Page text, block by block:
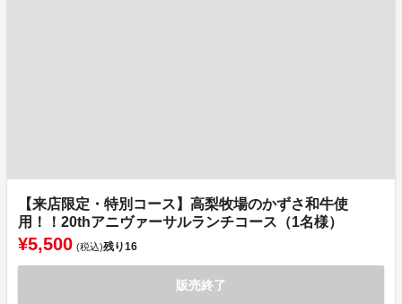
【来店限定・特別コース】高梨牧場のかずさ和牛使
用！！20thアニヴァーサルランチコース（1名様）
¥5,500 (税込)残り16
販売終了